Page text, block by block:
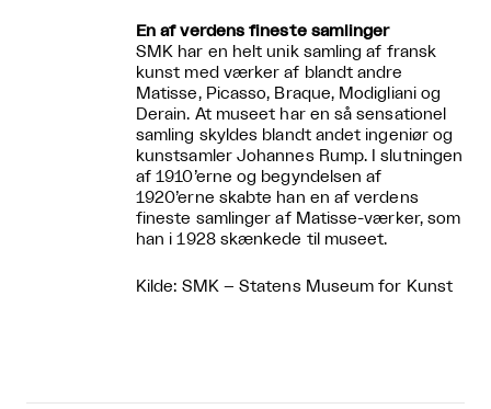
En af verdens fineste samlinger
SMK har en helt unik samling af fransk
kunst med værker af blandt andre
Matisse, Picasso, Braque, Modigliani og
Derain. At museet har en så sensationel
samling skyldes blandt andet ingeniør og
kunstsamler Johannes Rump. I slutningen
af 1910’erne og begyndelsen af
1920’erne skabte han en af verdens
fineste samlinger af Matisse-værker, som
han i 1928 skænkede til museet.
Kilde: SMK – Statens Museum for Kunst